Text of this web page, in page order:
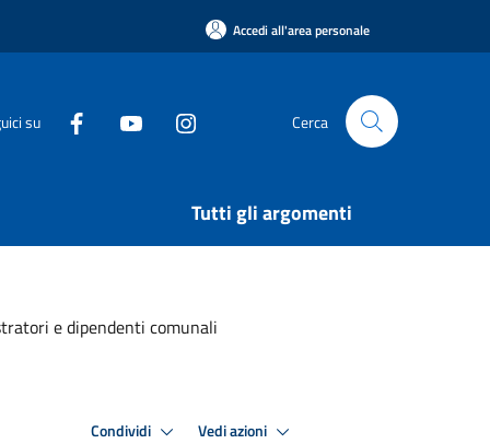
Accedi all'area personale
su Cerca
Tutti gli argomenti
e dipendenti comunali
Condividi Vedi azioni